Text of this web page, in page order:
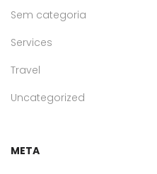
Sem categoria
Services
Travel
Uncategorized
META